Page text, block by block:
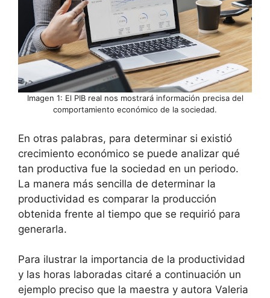
Imagen 1: El PIB real nos mostrará información precisa del
comportamiento económico de la sociedad.
En otras palabras, para determinar si existió
crecimiento económico se puede analizar qué
tan productiva fue la sociedad en un periodo.
La manera más sencilla de determinar la
productividad es comparar la producción
obtenida frente al tiempo que se requirió para
generarla.
Para ilustrar la importancia de la productividad
y las horas laboradas citaré a continuación un
ejemplo preciso que la maestra y autora Valeria